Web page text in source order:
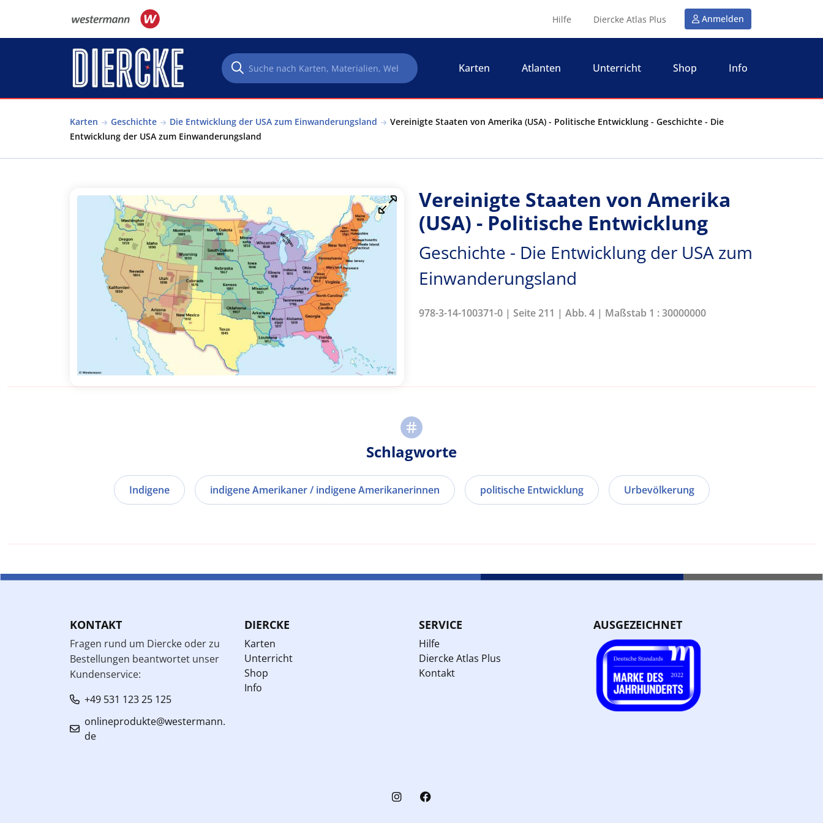
Hilfe Diercke Atlas Plus Anmelden
Karten Atlanten Unterricht Shop Info
Karten Geschichte Die Entwicklung der USA zum Einwanderungsland
Vereinigte Staaten von Amerika (USA) - Politische Entwicklung - Geschichte - Die
Entwicklung der USA zum Einwanderungsland
Vereinigte Staaten von Amerika
(USA) - Politische Entwicklung
Geschichte - Die Entwicklung der USA zum
Einwanderungsland
978-3-14-100371-0 | Seite 211 | Abb. 4 | Maßstab 1 : 30000000
Schlagworte
Indigene indigene Amerikaner / indigene Amerikanerinnen politische Entwicklung Urbevölkerung
KONTAKT
Fragen rund um Diercke oder zu
Bestellungen beantwortet unser
Kundenservice:
+49 531 123 25 125
onlineprodukte@westermann.
de
DIERCKE
Karten
Unterricht
Shop
Info
SERVICE
Hilfe
Diercke Atlas Plus
Kontakt
AUSGEZEICHNET